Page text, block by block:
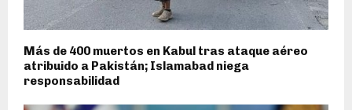
Más de 400 muertos en Kabul tras ataque aéreo
atribuido a Pakistán; Islamabad niega
responsabilidad